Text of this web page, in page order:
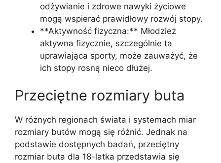
odżywianie i zdrowe nawyki życiowe
mogą wspierać prawidłowy rozwój stopy.
**Aktywność fizyczna:** Młodzież
aktywna fizycznie, szczególnie ta
uprawiająca sporty, może zauważyć, że
ich stopy rosną nieco dłużej.
Przeciętne rozmiary buta
W różnych regionach świata i systemach miar
rozmiary butów mogą się różnić. Jednak na
podstawie dostępnych badań, przeciętny
rozmiar buta dla 18-latka przedstawia się